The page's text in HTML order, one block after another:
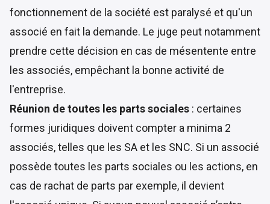
fonctionnement de la société est paralysé et qu'un
associé en fait la demande. Le juge peut notamment
prendre cette décision en cas de mésentente entre
les associés, empêchant la bonne activité de
l'entreprise.
Réunion de toutes les parts sociales : certaines
formes juridiques doivent compter a minima 2
associés, telles que les SA et les SNC. Si un associé
possède toutes les parts sociales ou les actions, en
cas de rachat de parts par exemple, il devient